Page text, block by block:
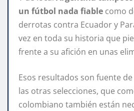
un fútbol nada fiable como
derrotas contra Ecuador y
vez en toda su historia que
frente a su afición en unas
Esos resultados son fuente
las otras selecciones, que
colombiano también están